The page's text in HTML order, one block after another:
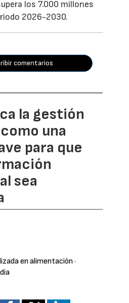
los 7.000 millones
2026-2030.
comentarios
la gestión
una
para que
sea
en alimentación ·